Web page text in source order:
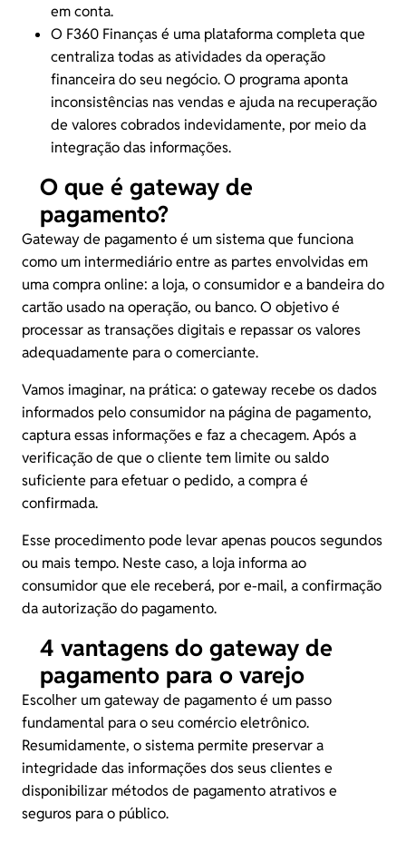
em conta.
O F360 Finançasé uma plataforma completa que
centraliza todas as atividades da operação
financeira do seu negócio. O programa aponta
inconsistências nas vendas e ajuda na recuperação
de valores cobrados indevidamente, por meio da
integração das informações.
O que é gateway de
pagamento?
Gateway de pagamento é um sistema que funciona
como um intermediário entre as partes envolvidas em
uma compra online: a loja, o consumidor e a bandeira do
cartão usado na operação, ou banco. O objetivo é
processar as transações digitais e repassar os valores
adequadamente para o comerciante.
Vamos imaginar, na prática: o gateway recebe os dados
informados pelo consumidor na página de pagamento,
captura essas informações e faz a checagem. Após a
verificação de que o cliente tem limite ou saldo
suficiente para efetuar o pedido, a compra é
confirmada.
Esse procedimento pode levar apenas poucos segundos
ou mais tempo. Neste caso, a loja informa ao
consumidor que ele receberá, por e-mail, a confirmação
da autorização do pagamento.
4 vantagens do gateway de
pagamento para o varejo
Escolher um gateway de pagamento é um passo
fundamental para o seu comércio eletrônico.
Resumidamente, o sistema permite preservar a
integridade das informações dos seus clientes e
disponibilizar métodos de pagamentoatrativos e
seguros para o público.